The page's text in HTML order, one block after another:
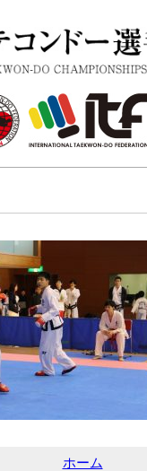
ホーム